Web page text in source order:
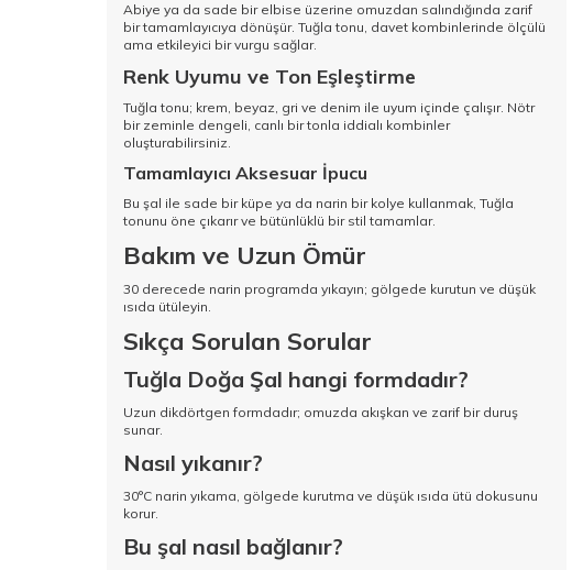
Abiye ya da sade bir elbise üzerine omuzdan salındığında zarif
bir tamamlayıcıya dönüşür. Tuğla tonu, davet kombinlerinde ölçülü
ama etkileyici bir vurgu sağlar.
Renk Uyumu ve Ton Eşleştirme
Tuğla tonu; krem, beyaz, gri ve denim ile uyum içinde çalışır. Nötr
bir zeminle dengeli, canlı bir tonla iddialı kombinler
oluşturabilirsiniz.
Tamamlayıcı Aksesuar İpucu
Bu şal ile sade bir küpe ya da narin bir kolye kullanmak, Tuğla
tonunu öne çıkarır ve bütünlüklü bir stil tamamlar.
Bakım ve Uzun Ömür
30 derecede narin programda yıkayın; gölgede kurutun ve düşük
ısıda ütüleyin.
Sıkça Sorulan Sorular
Tuğla Doğa Şal hangi formdadır?
Uzun dikdörtgen formdadır; omuzda akışkan ve zarif bir duruş
sunar.
Nasıl yıkanır?
30°C narin yıkama, gölgede kurutma ve düşük ısıda ütü dokusunu
korur.
Bu şal nasıl bağlanır?